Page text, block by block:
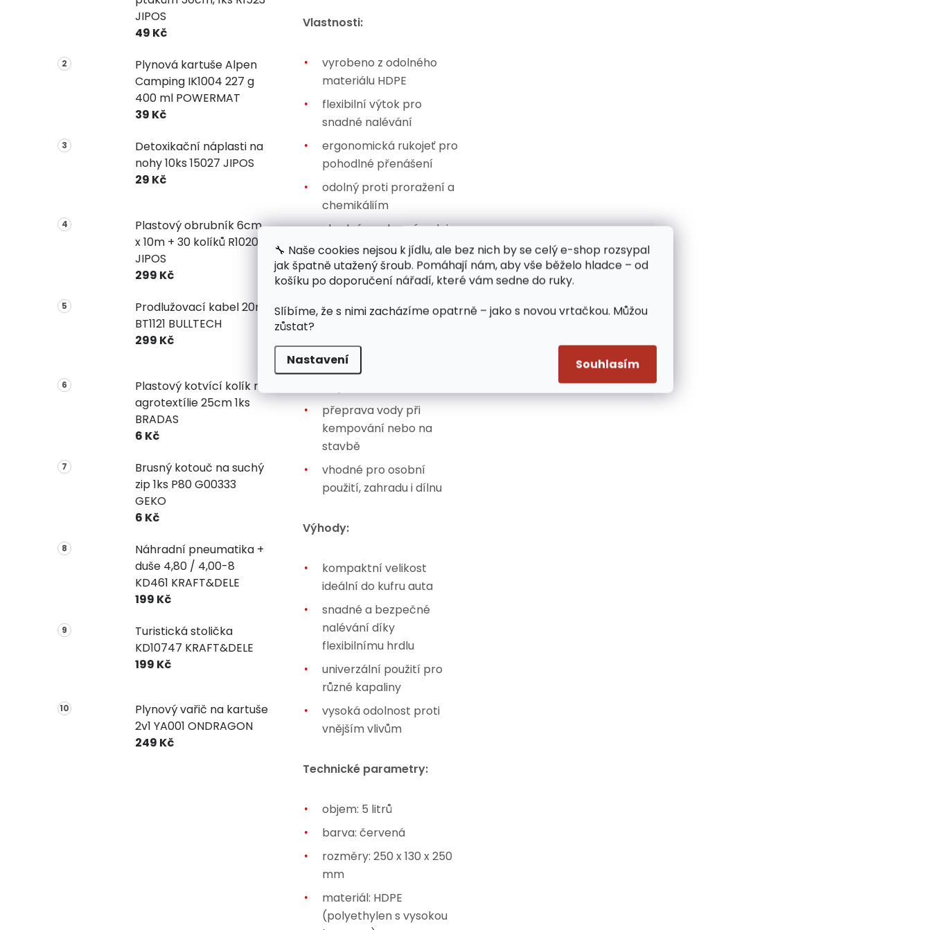
🔧 Naše cookies nejsou k jídlu, ale bez nich by se celý e-shop rozsypal
jak špatně utažený šroub. Pomáhají nám, aby vše běželo hladce – od
košíku po doporučení nářadí, které vám sedne do ruky.
Slíbíme, že s nimi zacházíme opatrně – jako s novou vrtačkou. Můžou
zůstat?
Nastavení Souhlasím
JIPOS
49 Kč
Plynová kartuše Alpen
Camping IK1004 227 g
400 ml POWERMAT
39 Kč
Detoxikační náplasti na
nohy 10ks 15027 JIPOS
29 Kč
Plastový obrubník 6cm
x 10m + 30 kolíků R1020
JIPOS
299 Kč
Prodlužovací kabel 20m
BT1121 BULLTECH
299 Kč
Plastový kotvící kolík na
agrotextílie 25cm 1ks
BRADAS
6 Kč
Brusný kotouč na suchý
zip 1ks P80 G00333
GEKO
6 Kč
Náhradní pneumatika +
duše 4,80 / 4,00-8
KD461 KRAFT&DELE
199 Kč
Turistická stolička
KD10747 KRAFT&DELE
199 Kč
Plynový vařič na kartuše
2v1 YA001 ONDRAGON
249 Kč
Vlastnosti:
vyrobeno z odolného
materiálu HDPE
flexibilní výtok pro
snadné nalévání
ergonomická rukojeť pro
pohodlné přenášení
odolný proti proražení a
chemikáliím
vhodný pro benzín, olej a
vodu
Použití:
benzínu
uskladnění motorových
přeprava vody při
kempování nebo na
stavbě
vhodné pro osobní
použití, zahradu i dílnu
Výhody:
kompaktní velikost
ideální do kufru auta
snadné a bezpečné
nalévání díky
flexibilnímu hrdlu
univerzální použití pro
různé kapaliny
vysoká odolnost proti
vnějším vlivům
Technické parametry:
objem: 5 litrů
barva: červená
rozměry: 250 x 130 x 250
mm
materiál: HDPE
(polyethylen s vysokou